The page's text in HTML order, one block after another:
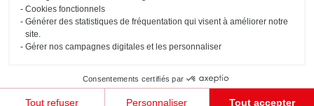
Cookies fonctionnels
Générer des statistiques de fréquentation qui visent à améliorer notre
site.
Gérer nos campagnes digitales et les personnaliser
Consentements certifiés par
Tout refuser Personnaliser Tout accepter
les plans de travail robustes, les étagères ouvertes qui
laissent entrevoir la vaisselle ou les bocaux de cuisine…
Tout est pensé pour favoriser vos futurs moments de partage
et de bien-être.
Une cuisine en bois ancien n’est pas simplement un lieu
Politique d'utilisation
des cookies
#ouischmidt
confidentialité
conforme
Plan du site